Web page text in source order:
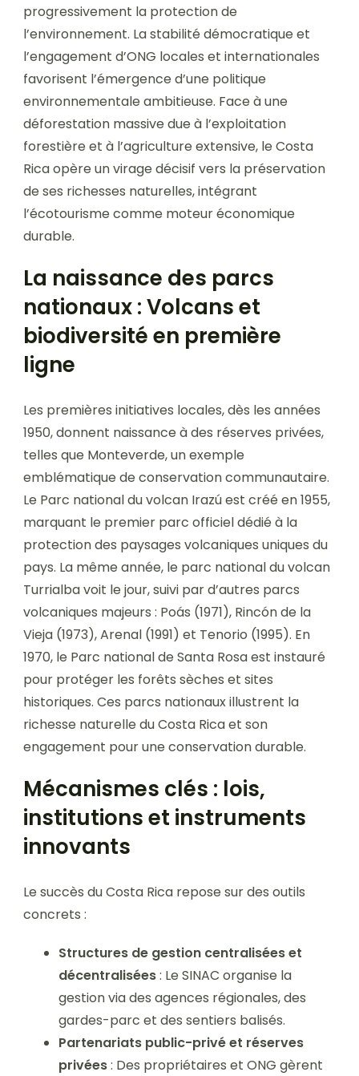
progressivement la protection de
l’environnement. La stabilité démocratique et
l’engagement d’ONG locales et internationales
favorisent l’émergence d’une politique
environnementale ambitieuse. Face à une
déforestation massive due à l’exploitation
forestière et à l’agriculture extensive, le Costa
Rica opère un virage décisif vers la préservation
de ses richesses naturelles, intégrant
l’écotourisme comme moteur économique
durable.
La naissance des parcs
nationaux : Volcans et
biodiversité en première
ligne
Les premières initiatives locales, dès les années
1950, donnent naissance à des réserves privées,
telles que Monteverde, un exemple
emblématique de conservation communautaire.
Le Parc national du volcan Irazú est créé en 1955,
marquant le premier parc officiel dédié à la
protection des paysages volcaniques uniques du
pays. La même année, le parc national du volcan
Turrialba voit le jour, suivi par d’autres parcs
volcaniques majeurs : Poás (1971), Rincón de la
Vieja (1973), Arenal (1991) et Tenorio (1995). En
1970, le Parc national de Santa Rosa est instauré
pour protéger les forêts sèches et sites
historiques. Ces parcs nationaux illustrent la
richesse naturelle du Costa Rica et son
engagement pour une conservation durable.
Mécanismes clés : lois,
institutions et instruments
innovants
Le succès du Costa Rica repose sur des outils
concrets :
Structures de gestion centralisées et
décentralisées: Le SINAC organise la
gestion via des agences régionales, des
gardes-parc et des sentiers balisés.
Partenariats public-privé et réserves
privées: Des propriétaires et ONG gèrent